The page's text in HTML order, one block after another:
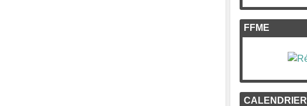
FFME
CALENDRIER